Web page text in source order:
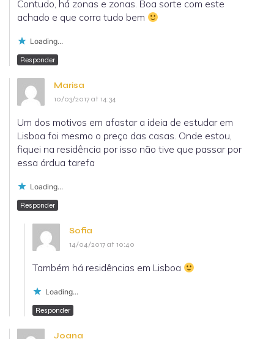
Contudo, há zonas e zonas. Boa sorte com este
achado e que corra tudo bem
Loading...
Responder
Marisa
10/03/2017 at 14:34
Um dos motivos em afastar a ideia de estudar em
Lisboa foi mesmo o preço das casas. Onde estou,
fiquei na residência por isso não tive que passar por
essa árdua tarefa
Loading...
Responder
Sofia
14/04/2017 at 10:40
Também há residências em Lisboa
Loading...
Responder
Joana